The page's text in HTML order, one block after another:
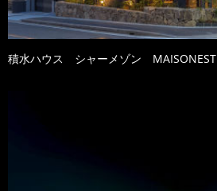
積水ハウス シャーメゾン MAISONEST